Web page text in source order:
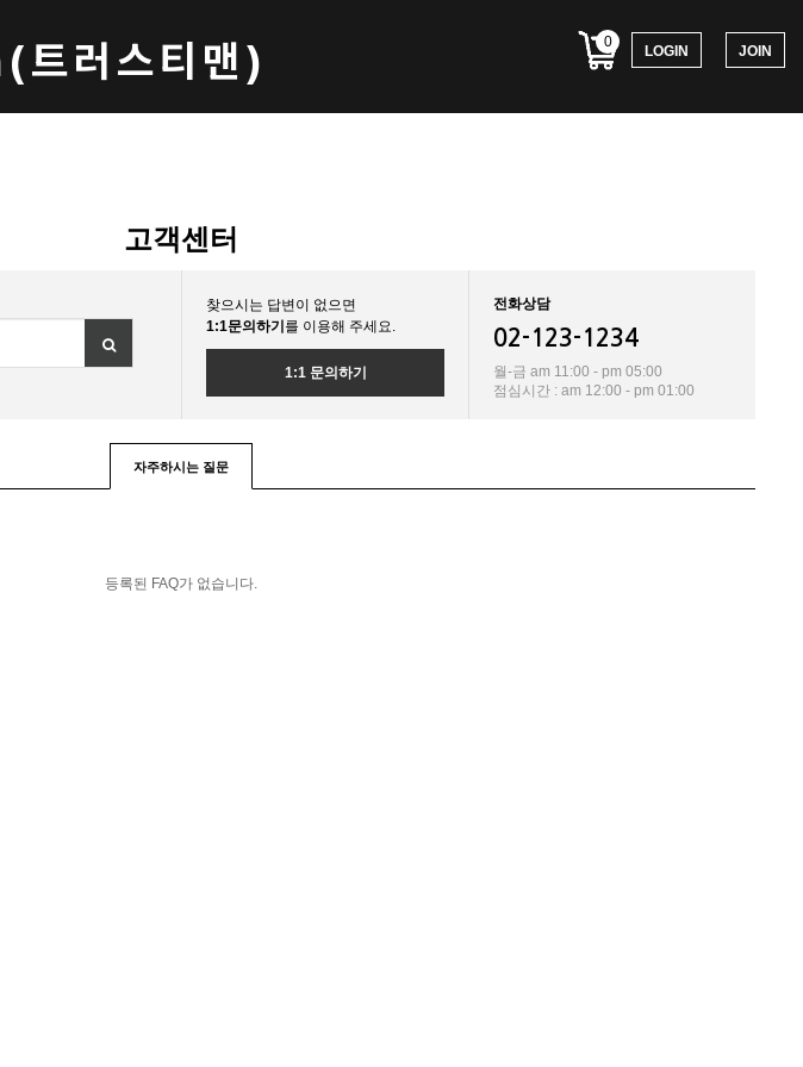
러스티맨) 0
LOGIN JOIN
고객센터
찾으시는 답변이 없으면
1:1문의하기 를 이용해 주세요.
1:1 문의하기
전화상담
02-123-1234
월-금 am 11:00 - pm 05:00
점심시간 : am 12:00 - pm 01:00
자주하시는 질문
등록된 FAQ가 없습니다.